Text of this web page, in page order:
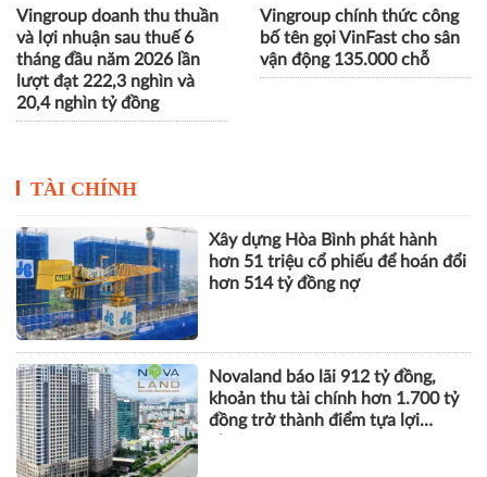
Vingroup doanh thu thuần
và lợi nhuận sau thuế 6
tháng đầu năm 2026 lần
lượt đạt 222,3 nghìn và
20,4 nghìn tỷ đồng
Vingroup chính thức công
bố tên gọi VinFast cho sân
vận động 135.000 chỗ
TÀI CHÍNH
Xây dựng Hòa Bình phát hành
hơn 51 triệu cổ phiếu để hoán đổi
hơn 514 tỷ đồng nợ
Novaland báo lãi 912 tỷ đồng,
khoản thu tài chính hơn 1.700 tỷ
đồng trở thành điểm tựa lợi